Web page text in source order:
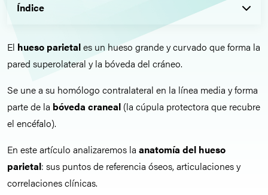
Índice
El hueso parietales un hueso grande y curvado que forma la
pared superolateral y la bóveda del cráneo.
Se une a su homólogo contralateral en la línea media y forma
parte de la bóveda craneal (la cúpula protectora que recubre
el encéfalo).
En este artículo analizaremos la anatomía del hueso
parietal: sus puntos de referencia óseos, articulaciones y
correlaciones clínicas.